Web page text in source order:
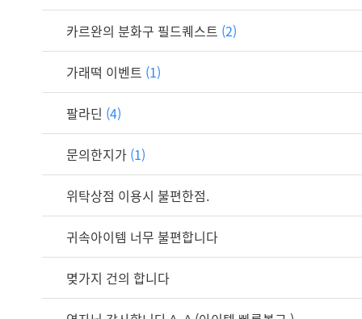
카르완의 분화구 필드퀘스트 (2)
가래떡 이벤트 (1)
팔라딘 (4)
문의한지가 (1)
위탁상점 이용시 불편한점.
귀속아이템 너무 불편합니다
몆가지 건의 합니다